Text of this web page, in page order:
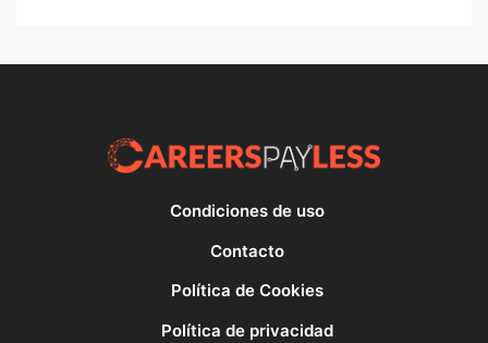
Condiciones de uso
Contacto
Política de Cookies
Política de privacidad